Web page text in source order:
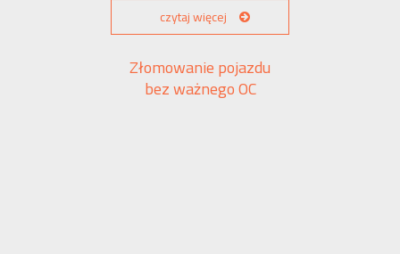
czytaj więcej
Złomowanie pojazdu
bez ważnego OC